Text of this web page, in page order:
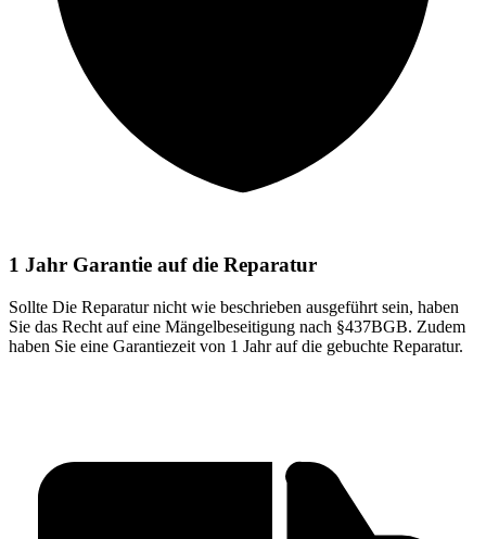
1 Jahr Garantie auf die Reparatur
Sollte Die Reparatur nicht wie beschrieben ausgeführt sein, haben
Sie das Recht auf eine Mängelbeseitigung nach §437BGB. Zudem
haben Sie eine Garantiezeit von 1 Jahr auf die gebuchte Reparatur.